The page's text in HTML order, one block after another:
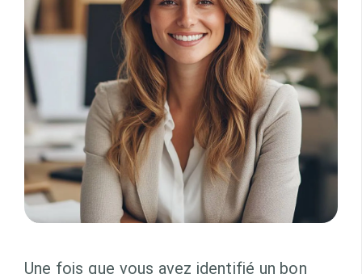
Une fois que vous avez identifié un bon